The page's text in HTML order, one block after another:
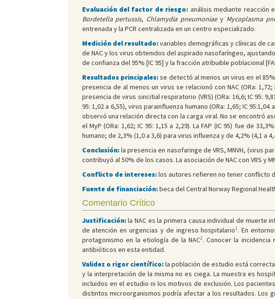
Evaluación del factor de riesgo: análisis mediante reacción
Bordetella pertussis, Chlamydia pneumoniaey Mycoplasma
entrenada y la PCR centralizada en un centro especializado.
Medición del resultado:variables demográficas y clínicas de
de NAC y los virus obtenidos del aspirado nasofaríngeo,
de confianza del 95% [IC 95] y la fracción atribuible poblacional
Resultados principales:se detectó al menos un virus en el
presencia de al menos un virus se relacionó con NAC (ORa:
presencia de virus sincitial respiratorio (VRS) (ORa: 16,6; IC 95:
95: 1,02 a 6,55), virus parainfluenza humano (ORa: 1,65; IC
observó una relación directa con la carga viral. No se encontró
el MyP (ORa: 1,62; IC 95: 1,15 a 2,29). La FAP (IC 95) fue de
humano; de 2,3% (1,0 a 3,6) para virus influenza y de 4,2% (4,1 a
Conclusión:la presencia en nasofaringe de VRS, MNVH, (virus
contribuyó al 50% de los casos. La asociación de NAC con VRS y
Conflicto de intereses:los autores refieren no tener conflicto
Fuente de financiación:beca del Central Norway Regional
Comentario Crítico
Justificación:la NAC es la primera causa individual de muerte
de atención en urgencias y de ingreso hospitalario1. En
protagonismo en la etiología de la NAC2. Conocer la
antibióticos en esta entidad.
Validez o rigor científico:la población de estudio está
y la interpretación de la misma no es ciega. La muestra es
incluidos en el estudio ni los motivos de exclusión. Los
distintos microorganismos podría afectar a los resultados. Los